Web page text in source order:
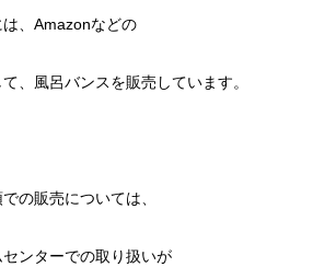
、Amazonなどの
、風呂バンスを販売しています。
の販売については、
ンターでの取り扱いが